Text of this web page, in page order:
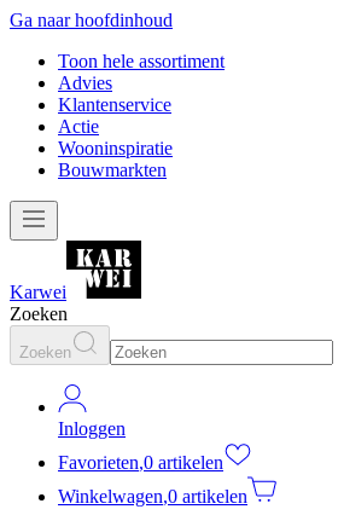
Ga naar hoofdinhoud
Toon hele assortiment
Advies
Klantenservice
Actie
Wooninspiratie
Bouwmarkten
Karwei
Zoeken
Zoeken
Inloggen
Favorieten,0 artikelen
Winkelwagen,0 artikelen